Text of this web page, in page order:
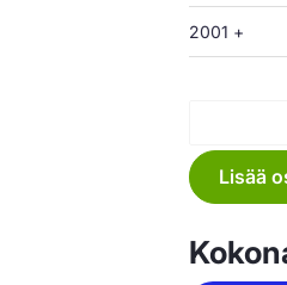
2001 +
Lisää